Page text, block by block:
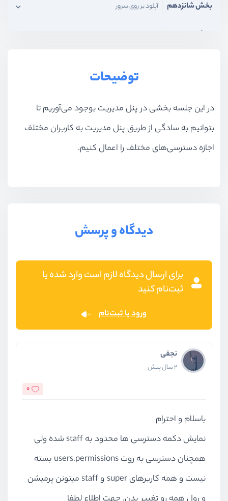
بخش شانزدهم آپلود بر روی سرور
بخش هفدهم
توضیحات
در این جلسه بخشی در پنل مدیریت بوجود می‌آوریم تا
بتوانیم به سادگی از طریق پنل مدیریت به کاربران مختلف
اجازه دسترسی‌های مختلف را اعمال کنیم.
دیدگاه و پرسش
برای ارسال دیدگاه لازم است وارد شده یا
ثبت‌نام کنید
ورود یا ثبت‌نام
نجفی
2 سال پیش
0
باسلام و احترام
نمایش دکمه دسترسی ها محدود به staff شده ولی
همچنان دسترسی به روت users.permissions بسته
نیست و همه کاربرهای super و staff میتونن پرمیشن